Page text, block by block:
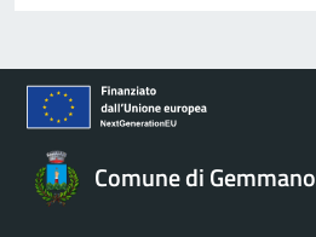
Comune di Gemmano